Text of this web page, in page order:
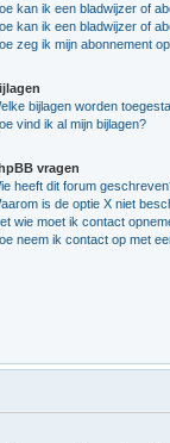
kan ik een bladwijzer of
kan ik een bladwijzer of
zeg ik mijn abonnement
bijlagen worden
vind ik al mijn bijlagen?
vragen
heeft dit forum
is de optie X niet
wie moet ik contact
neem ik contact op met